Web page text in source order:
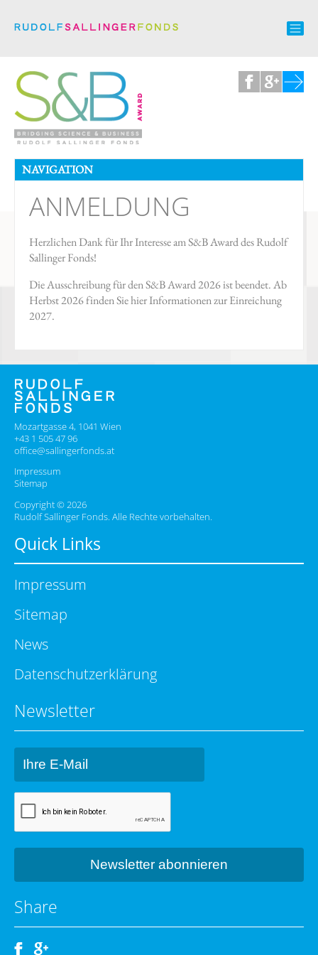
NAVIGATION
ANMELDUNG
Herzlichen Dank für Ihr Interesse am S&B Award des Rudolf
Sallinger Fonds!
Die Ausschreibung für den S&B Award 2026 ist beendet. Ab
Herbst 2026 finden Sie hier Informationen zur Einreichung
2027.
Mozartgasse 4, 1041 Wien
+43 1 505 47 96
office@sallingerfonds.at
Impressum
Sitemap
Copyright © 2026
Rudolf Sallinger Fonds. Alle Rechte vorbehalten.
Quick Links
Impressum
Sitemap
News
Datenschutzerklärung
Newsletter
Share